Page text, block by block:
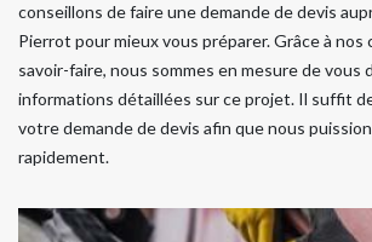
conseillons de faire une demande de devis
Pierrot pour mieux vous préparer. Grâce à
savoir-faire, nous sommes en mesure de vous
informations détaillées sur ce projet. Il suffit
votre demande de devis afin que nous
rapidement.